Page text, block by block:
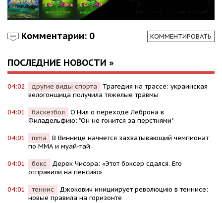
Комментарии: 0 КОММЕНТИРОВАТЬ
ПОСЛЕДНИЕ НОВОСТИ »
04:02 другие виды спорта
Трагедия на трассе: украинская
велогонщица получила тяжелые травмы
04:01 баскетбол
О'Нил о переходе Леброна в
Филадельфию: "Он не гонится за перстнями"
04:01 mma
В Виннице начнется захватывающий чемпионат
по ММА и муай-тай
04:01 бокс
Дерек Чисора: «Этот боксер сдался. Его
отправили на пенсию»
04:01 теннис
Джокович инициирует революцию в теннисе:
новые правила на горизонте